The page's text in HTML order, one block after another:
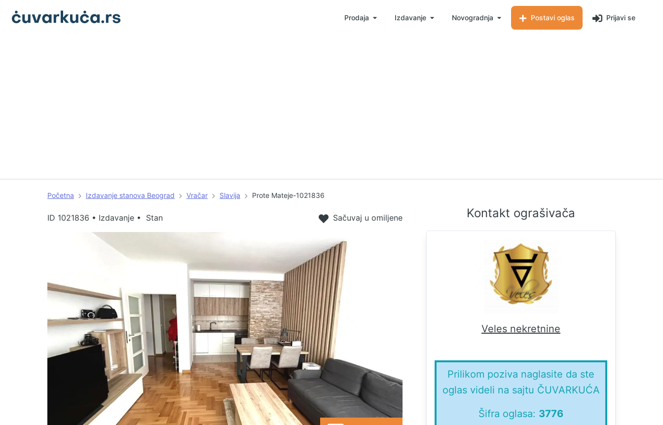
Prodaja Izdavanje Novogradnja Postavi oglas Prijavi se
Početna Izdavanje stanova Beograd Vračar Slavija Prote Mateje-1021836
ID 1021836 • Izdavanje • Stan Sačuvaj u omiljene Kontakt ograšivača
Veles nekretnine
Prilikom poziva naglasite da ste
oglas videli na sajtu ČUVARKUĆA
Šifra oglasa: 3776